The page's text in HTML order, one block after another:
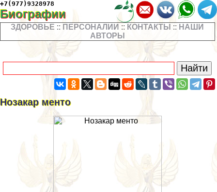
+7(977)9328978
Биографии
ЗДОРОВЬЕ :: ПЕРСОНАЛИИ :: КОНТАКТЫ :: НАШИ
АВТОРЫ
Нозакар менто